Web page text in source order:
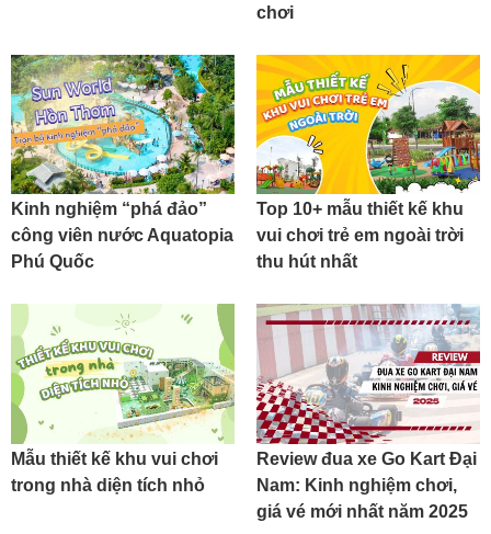
chơi
Kinh nghiệm “phá đảo”
công viên nước Aquatopia
Phú Quốc
Top 10+ mẫu thiết kế khu
vui chơi trẻ em ngoài trời
thu hút nhất
Mẫu thiết kế khu vui chơi
trong nhà diện tích nhỏ
Review đua xe Go Kart Đại
Nam: Kinh nghiệm chơi,
giá vé mới nhất năm 2025